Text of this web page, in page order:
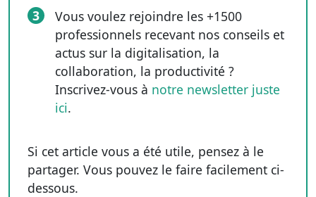
3
Vous voulez rejoindre les +1500
professionnels recevant nos conseils et
actus sur la digitalisation, la
collaboration, la productivité ?
Inscrivez-vous à notre newsletter juste
ici.
Si cet article vous a été utile, pensez à le
partager. Vous pouvez le faire facilement ci-
dessous.